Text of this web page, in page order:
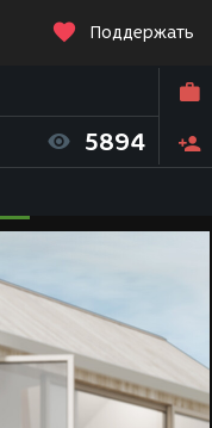
Поддержать
5894